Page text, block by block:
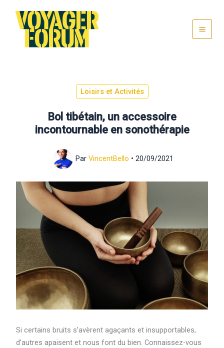
contenu
Loisirs et Activités
Bol tibétain, un accessoire
incontournable en sonothérapie
Par VincentBello • 20/09/2021
Si certains bruits s’avèrent agaçants et insupportables,
d’autres apaisent et nous font du bien. Connaissez-vous